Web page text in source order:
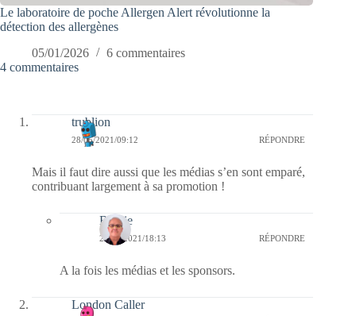
Le laboratoire de poche Allergen Alert révolutionne la
détection des allergènes
05/01/2026
6 commentaires
4 commentaires
trublion
28/05/2021/09:12 RÉPONDRE
Mais il faut dire aussi que les médias s’en sont emparé,
contribuant largement à sa promotion !
Bernie
28/05/2021/18:13 RÉPONDRE
A la fois les médias et les sponsors.
London Caller